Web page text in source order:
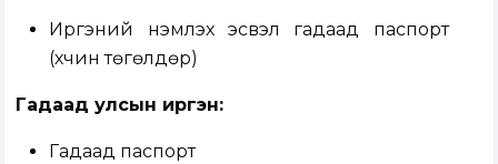
Иргэний үнэмлэх эсвэл гадаад паспорт
(хүчин төгөлдөр)
Гадаад улсын иргэн:
Гадаад паспорт